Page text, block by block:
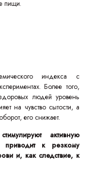
пищи.
индекса с
Более того,
людей уровень
на чувство сытости, а
его снижает.
активную
приводит к резкому
и, как следствие, к